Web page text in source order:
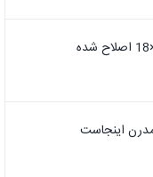
اینجاست